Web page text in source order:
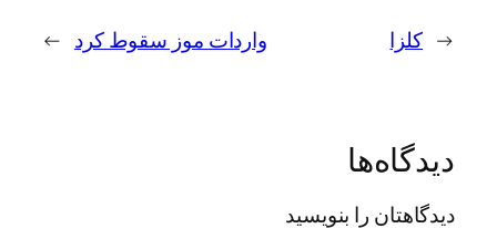
← کلزا واردات موز سقوط کرد →
دیدگاه‌ها
دیدگاهتان را بنویسید